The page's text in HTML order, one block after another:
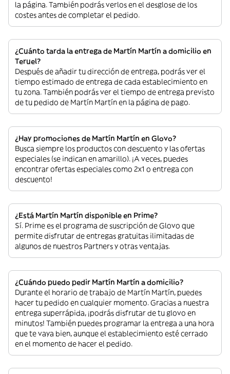
la página. También podrás verlos en el desglose de los
costes antes de completar el pedido.
¿Cuánto tarda la entrega de Martín Martín a domicilio en
Teruel?
Después de añadir tu dirección de entrega, podrás ver el
tiempo estimado de entrega de cada establecimiento en
tu zona. También podrás ver el tiempo de entrega previsto
de tu pedido de Martín Martín en la página de pago.
¿Hay promociones de Martín Martín en Glovo?
Busca siempre los productos con descuento y las ofertas
especiales (se indican en amarillo). ¡A veces, puedes
encontrar ofertas especiales como 2x1 o entrega con
descuento!
¿Está Martín Martín disponible en Prime?
Sí. Prime es el programa de suscripción de Glovo que
permite disfrutar de entregas gratuitas ilimitadas de
algunos de nuestros Partners y otras ventajas.
¿Cuándo puedo pedir Martín Martín a domicilio?
Durante el horario de trabajo de Martín Martín, puedes
hacer tu pedido en cualquier momento. Gracias a nuestra
entrega superrápida, ¡podrás disfrutar de tu glovo en
minutos! También puedes programar la entrega a una hora
que te vaya bien, aunque el establecimiento esté cerrado
en el momento de hacer el pedido.